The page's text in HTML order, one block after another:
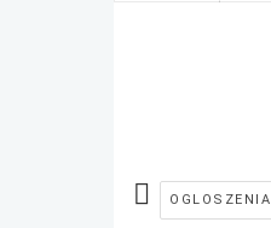
OGLOSZENIA